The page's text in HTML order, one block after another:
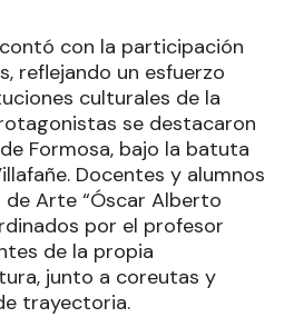
con la participación
reflejando un esfuerzo
culturales de la
se destacaron
Formosa, bajo la batuta
Docentes y alumnos
Arte “Óscar Alberto
por el profesor
de la propia
junto a coreutas y
trayectoria.